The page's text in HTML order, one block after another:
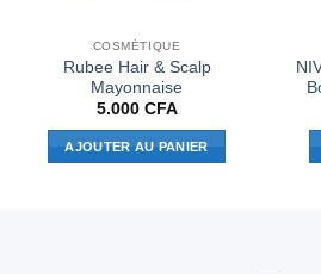
COSMÉTIQUE
Rubee Hair & Scalp
Mayonnaise
5.000 CFA
AJOUTER AU PANIER